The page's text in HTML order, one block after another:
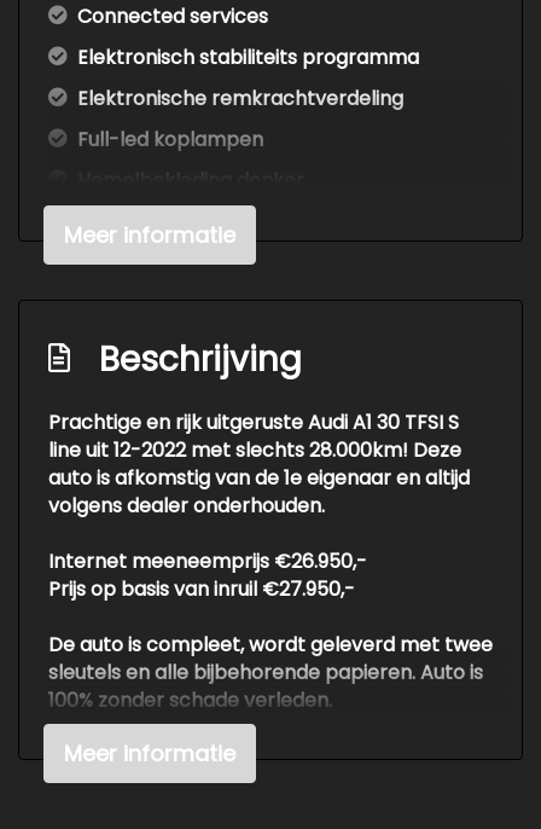
Connected services
Elektronisch stabiliteits programma
Elektronische remkrachtverdeling
Full-led koplampen
Hoofd airbag(s) voor
Lichtmetalen velgen 7-spaaks 17"
Passagiersairbag
Rijstrooksensor met correctie
Sfeerverlichting
Volledig digitaal instrumentenpaneel
Zij airbag(s) voor
Exterieur
Buitenspiegels in carrosseriekleur
Buitenspiegels verwarmbaar
Centrale vergrendeling met
afstandsbediening
Meer informatie
Beschrijving
Prachtige en rijk uitgeruste Audi A1 30 TFSI S
line uit 12-2022 met slechts 28.000km! Deze
auto is afkomstig van de 1e eigenaar en altijd
volgens dealer onderhouden.
Internet meeneemprijs €26.950,-
Prijs op basis van inruil €27.950,-
De auto is compleet, wordt geleverd met twee
sleutels en alle bijbehorende papieren. Auto is
100% zonder schade verleden.
Voor meer info of een vrijblijvende offerte /
proefrit: tel. 06-38053225 ook buiten
Meer informatie